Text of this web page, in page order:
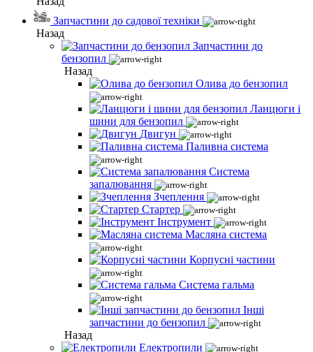
Запчастини до садової техніки
Назад
Запчастини до
бензопил
Назад
Олива до бензопил
Ланцюги і
шини для бензопил
Двигун
Паливна система
Система
запалювання
Зчеплення
Стартер
Інструмент
Масляна система
Корпусні частини
Система гальма
Інші
запчастини до бензопил
Назад
Електропили